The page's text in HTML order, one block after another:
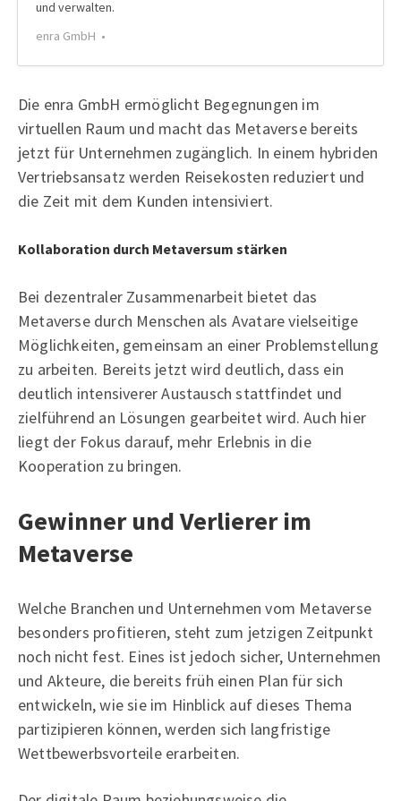
und verwalten.
enra GmbH
Die enra GmbH ermöglicht Begegnungen im
virtuellen Raum und macht das Metaverse bereits
jetzt für Unternehmen zugänglich. In einem hybriden
Vertriebsansatz werden Reisekosten reduziert und
die Zeit mit dem Kunden intensiviert.
Kollaboration durch Metaversum stärken
Bei dezentraler Zusammenarbeit bietet das
Metaverse durch Menschen als Avatare vielseitige
Möglichkeiten, gemeinsam an einer Problemstellung
zu arbeiten. Bereits jetzt wird deutlich, dass ein
deutlich intensiverer Austausch stattfindet und
zielführend an Lösungen gearbeitet wird. Auch hier
liegt der Fokus darauf, mehr Erlebnis in die
Kooperation zu bringen.
Gewinner und Verlierer im
Metaverse
Welche Branchen und Unternehmen vom Metaverse
besonders profitieren, steht zum jetzigen Zeitpunkt
noch nicht fest. Eines ist jedoch sicher, Unternehmen
und Akteure, die bereits früh einen Plan für sich
entwickeln, wie sie im Hinblick auf dieses Thema
partizipieren können, werden sich langfristige
Wettbewerbsvorteile erarbeiten.